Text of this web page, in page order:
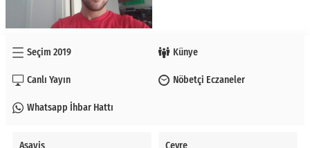
Seçim 2019 Künye
Canlı Yayın Nöbetçi Eczaneler
Whatsapp İhbar Hattı
Asayiş Çevre